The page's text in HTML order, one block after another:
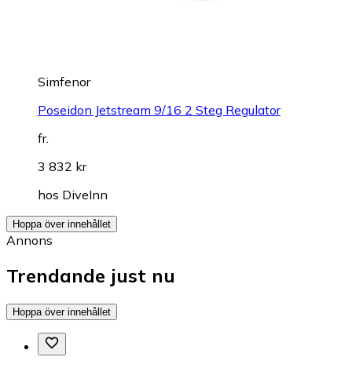
Simfenor
Poseidon Jetstream 9/16 2 Steg Regulator
fr.
3 832 kr
hos DiveInn
Hoppa över innehållet
Annons
Trendande just nu
Hoppa över innehållet